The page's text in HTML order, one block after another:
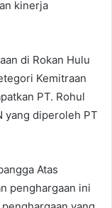
kinerja
di Rokan Hulu
Kemitraan
PT. Rohul
yang diperoleh PT
Atas
penghargaan ini